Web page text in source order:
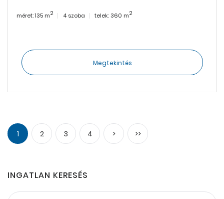
méret: 135 m2 4 szoba telek: 360 m2
Megtekintés
1 2 3 4 > >>
INGATLAN KERESÉS